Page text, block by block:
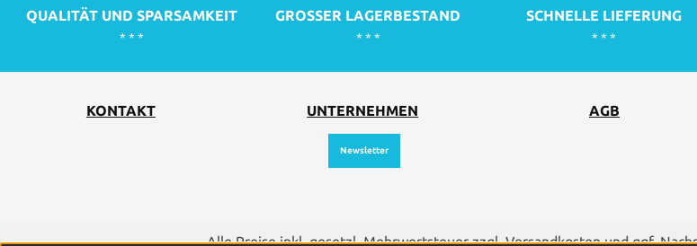
QUALITÄT UND SPARSAMKEIT
* * *
GROSSER LAGERBESTAND
* * *
SCHNELLE LIEFERUNG
* * *
KONTAKT UNTERNEHMEN AGB
Newsletter
Alle Preise inkl. gesetzl. Mehrwertsteuer zzgl.Versandkostenund ggf.